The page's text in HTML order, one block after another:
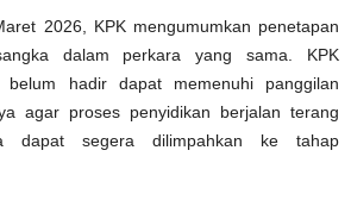
2026, KPK mengumumkan penetapan
dalam perkara yang sama. KPK
hadir dapat memenuhi panggilan
agar proses penyidikan berjalan terang
dapat segera dilimpahkan ke tahap